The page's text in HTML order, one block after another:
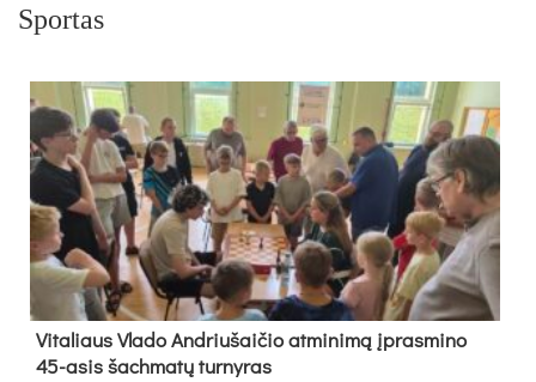
Sportas
Vi­ta­liaus Vla­do And­riu­šai­čio at­mi­ni­mą įpras­mi­no
45-asis šach­ma­tų tur­ny­ras